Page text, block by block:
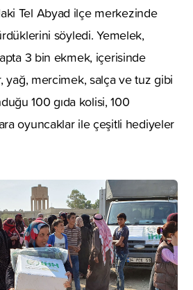
Tel Abyad ilçe merkezinde
söyledi. Yemelek,
3 bin ekmek, içerisinde
yağ, mercimek, salça ve tuz gibi
100 gıda kolisi, 100
oyuncaklar ile çeşitli hediyeler